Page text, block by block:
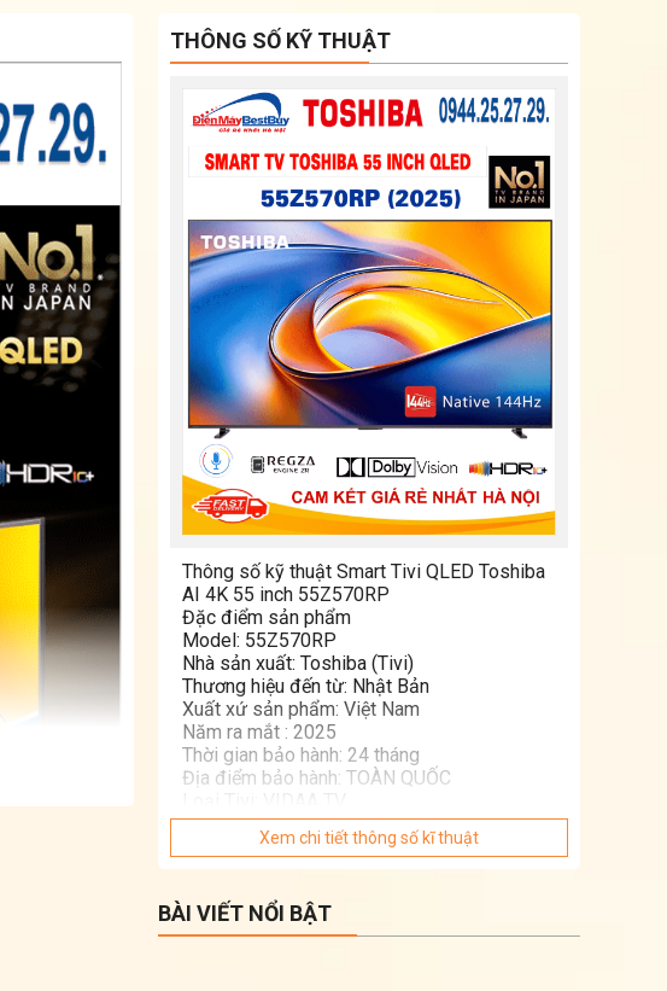
THÔNG SỐ KỸ THUẬT
Thông số kỹ thuật Smart Tivi QLED Toshiba
AI 4K 55 inch 55Z570RP
Đặc điểm sản phẩm
Model: 55Z570RP
Nhà sản xuất: Toshiba (Tivi)
Thương hiệu đến từ: Nhật Bản
Xuất xứ sản phẩm: Việt Nam
Năm ra mắt : 2025
Thời gian bảo hành: 24 tháng
Địa điểm bảo hành: TOÀN QUỐC
Kích thước màn hình: 55 inch
Độ phân giải: 4K (UHD)
Tần số quét: 144 Hz
Tivi 3D: Không
Tivi màn hình cong: Không
Xem chi tiết thông số kĩ thuật
BÀI VIẾT NỔI BẬT